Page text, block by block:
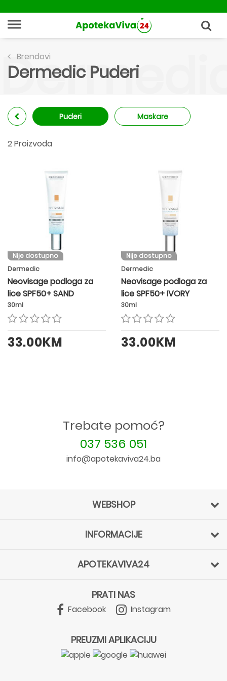
Brendovi
Dermedic Puderi
Puderi Maskare
2 Proizvoda
Nije dostupno
Dermedic
Neovisage podloga za
lice SPF50+ SAND
30ml
33.00KM
Nije dostupno
Dermedic
Neovisage podloga za
lice SPF50+ IVORY
30ml
33.00KM
Trebate pomoć?
037 536 051
info@apotekaviva24.ba
WEBSHOP
INFORMACIJE
APOTEKAVIVA24
PRATI NAS
Facebook Instagram
PREUZMI APLIKACIJU